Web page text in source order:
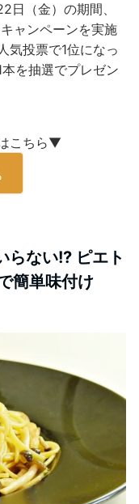
日（金）の期間、
ャンペーンを実施
気投票で1位になっ
を抽選でプレゼン
こちら▼
らない!? ピエト
簡単味付け